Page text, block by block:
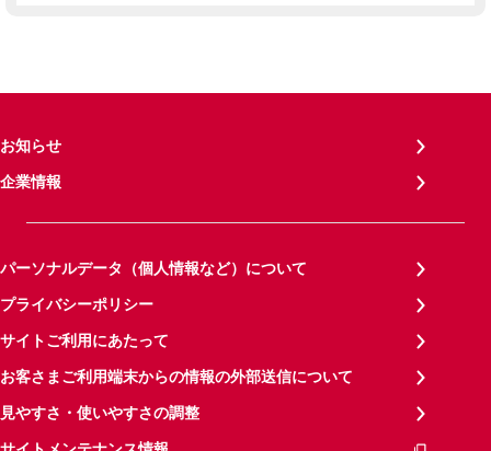
お知らせ
企業情報
パーソナルデータ（個人情報など）について
プライバシーポリシー
サイトご利用にあたって
お客さまご利用端末からの情報の外部送信について
見やすさ・使いやすさの調整